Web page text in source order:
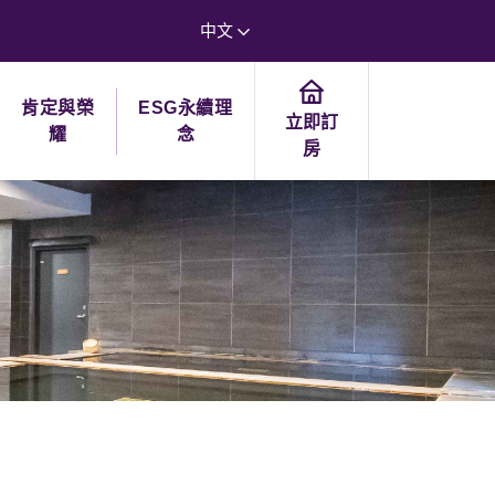
中文
肯定與榮
耀
ESG永續理
念
立即訂
房